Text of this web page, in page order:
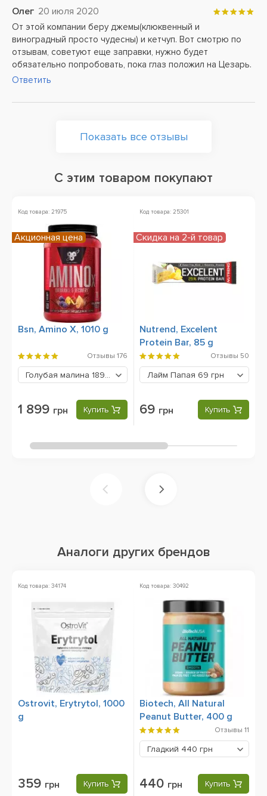
Олег 20 июля 2020
От этой компании беру джемы(клюквенный и
виноградный просто чудесны) и кетчуп. Вот смотрю по
отзывам, советуют еще заправки, нужно будет
обязательно попробовать, пока глаз положил на Цезарь.
Ответить
Показать все отзывы
С этим товаром покупают
Код товара: 21975
Bsn, Amino X, 1010 g
Отзывы 176
Голубая малина 1899 грн
1 899 грн Купить
Акционная цена
Код товара: 25301
Nutrend, Excelent
Protein Bar, 85 g
Отзывы 50
Лайм Папая 69 грн
69 грн Купить
Скидка на 2-й товар
Аналоги других брендов
Код товара: 34174
Ostrovit, Erytrytol, 1000
g
359 грн Купить
Код товара: 30492
Biotech, All Natural
Peanut Butter, 400 g
Отзывы 11
Гладкий 440 грн
440 грн Купить